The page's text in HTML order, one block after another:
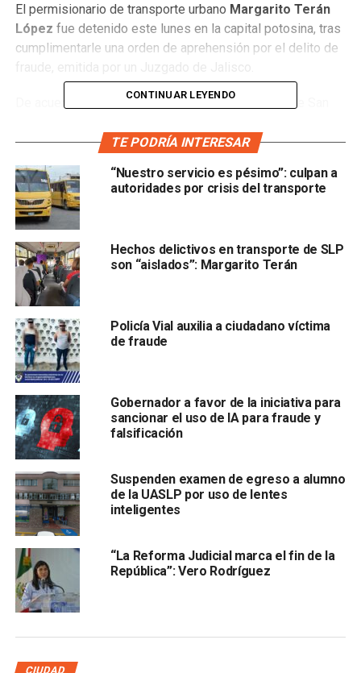
El permisionario de transporte urbano Margarito Terán
López fue detenido este lunes en la capital potosina, tras
cumplimentarle una orden de aprehensión por el delito de
De acuerdo con información publicada por El Sol de San
Grande libró el mandato de captura, y durante el fin de
potosina para detener a Terán López.
De acuerdo con la denuncia en el oficio 405/2008, el
permisionario defraudó a la empresa
, donde habría laborado en los años 90. A Terán López se
le acusa de hacer fraudes como prestanombres.
Posteriormente, habría embargado a la empresa
toda la producción de la compañía habría ido a parar a sus
bolsillos, de acuerdo con el abogado acusador en este
caso.
También te puede interesar:Operativo Mochila sigue
vigente en Soledad, es aleatorio dice director
WEEB DE MÉXICO
SIGUIENTE
CONTINUAR LEYENDO
TE PODRÍA INTERESAR
“Nuestro servicio es pésimo”: culpan a
autoridades por crisis del transporte
Hechos delictivos en transporte de SLP
son “aislados”: Margarito Terán
Policía Vial auxilia a ciudadano víctima
de fraude
Gobernador a favor de la iniciativa para
sancionar el uso de IA para fraude y
falsificación
Suspenden examen de egreso a alumno
de la UASLP por uso de lentes
inteligentes
“La Reforma Judicial marca el fin de la
República”: Vero Rodríguez
CIUDAD